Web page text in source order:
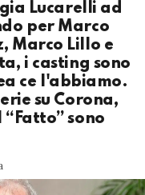
Lucarelli ad
per Marco
Marco Lillo e
i casting sono
ce l'abbiamo.
su Corona,
sono